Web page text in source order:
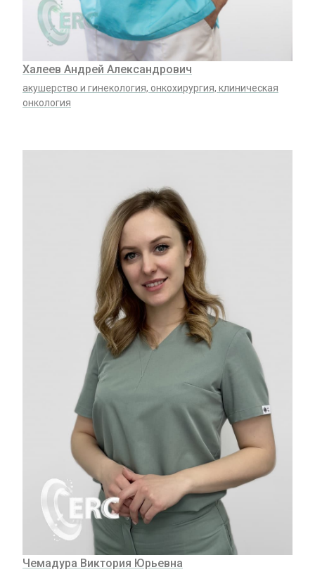
Халеев Андрей Александрович
акушерство и гинекология, онкохирургия, клиническая
онкология
Чемадура Виктория Юрьевна